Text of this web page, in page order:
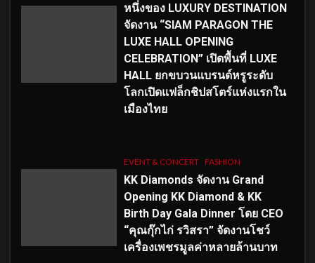
หนึ่งของ LUXURY DESTINATION
จัดงาน “SIAM PARAGON THE
LUXE HALL OPENING
CELEBRATION” เปิดพื้นที่ LUXE
HALL ยกขบวนแบรนด์หรูระดับ
โลกเปิดแฟล็กชิปสโตร์แห่งแรกใน
เมืองไทย
EVENT & CONCERT FASHION
KK Diamonds จัดงาน Grand
Opening KK Diamond & KK
Birth Day Gala Dinner โดย CEO
“คุณกุ๊กไก่ รวิสรา” จัดงานโชว์
เครื่องเพชรมูลค่าหลายล้านบาท